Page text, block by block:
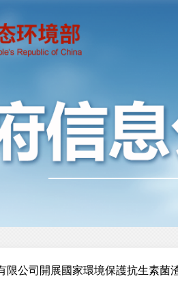
限公司開展國家環境保護抗生素菌